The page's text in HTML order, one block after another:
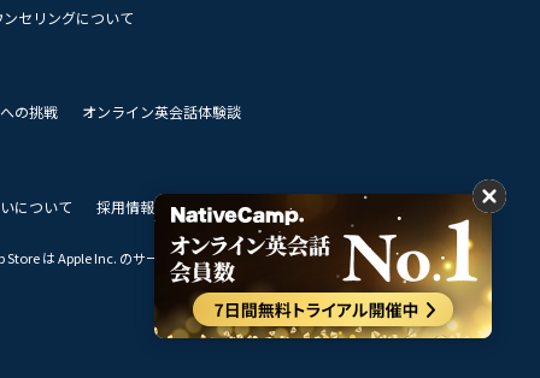
ンセリングについて
の挑戦
オンライン英会話体験談
について 採用情報 私達のビジョン
は Apple Inc. のサービスマークです。